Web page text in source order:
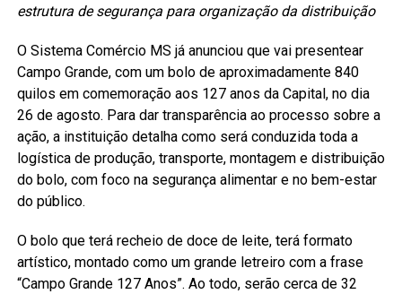
estrutura de segurança para organização da distribuição
O Sistema Comércio MS já anunciou que vai presentear
Campo Grande, com um bolo de aproximadamente 840
quilos em comemoração aos 127 anos da Capital, no dia
26 de agosto. Para dar transparência ao processo sobre a
ação, a instituição detalha como será conduzida toda a
logística de produção, transporte, montagem e distribuição
do bolo, com foco na segurança alimentar e no bem-estar
do público.
O bolo que terá recheio de doce de leite, terá formato
artístico, montado como um grande letreiro com a frase
“Campo Grande 127 Anos”. Ao todo, serão cerca de 32